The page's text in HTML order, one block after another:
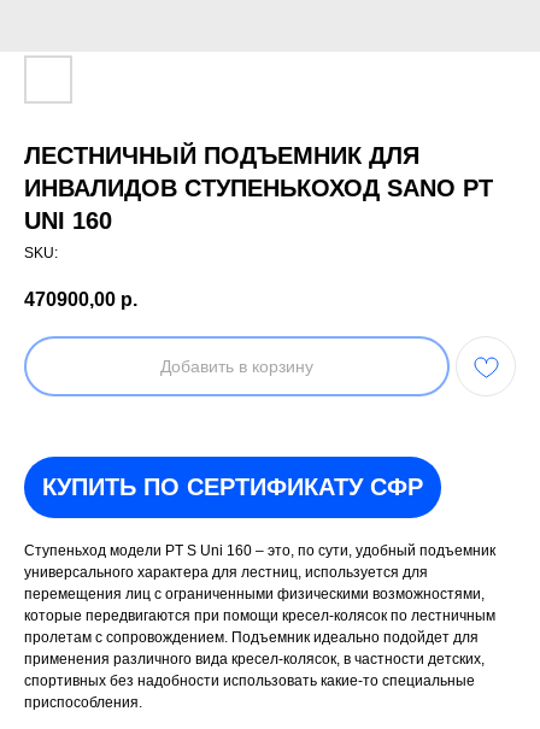
ЛЕСТНИЧНЫЙ ПОДЪЕМНИК ДЛЯ
ИНВАЛИДОВ СТУПЕНЬКОХОД SANO PT
UNI 160
SKU:
470900,00 р.
Добавить в корзину
КУПИТЬ ПО СЕРТИФИКАТУ СФР
Ступеньход модели PT S Uni 160 – это, по сути, удобный подъемник
универсального характера для лестниц, используется для
перемещения лиц с ограниченными физическими возможностями,
которые передвигаются при помощи кресел-колясок по лестничным
пролетам с сопровождением. Подъемник идеально подойдет для
применения различного вида кресел-колясок, в частности детских,
спортивных без надобности использовать какие-то специальные
приспособления.